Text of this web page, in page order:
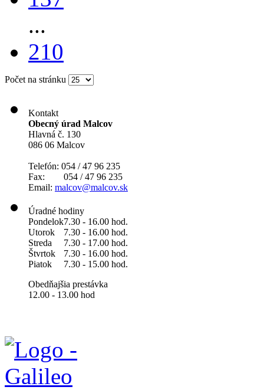
...
210
Počet na stránku
Kontakt
Obecný úrad Malcov
Hlavná č. 130
086 06 Malcov
Telefón: 054 / 47 96 235
Fax: 054 / 47 96 235
Email: malcov@malcov.sk
Úradné hodiny
Pondelok7.30 - 16.00 hod.
Utorok
7.30 - 16.00 hod.
Streda
7.30 - 17.00 hod.
Štvrtok
7.30 - 16.00 hod.
Piatok
7.30 - 15.00 hod.
Obedňajšia prestávka
12.00 - 13.00 hod